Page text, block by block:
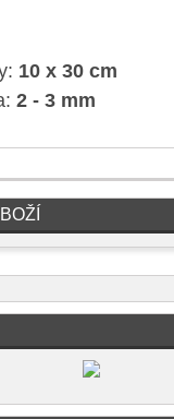
10 x 30 cm
2 - 3 mm